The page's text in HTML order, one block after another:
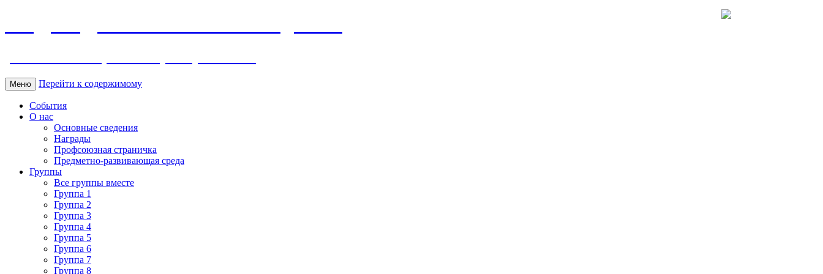
Меню Перейти к содержимому
События
О нас
Основные сведения
Награды
Профсоюзная страничка
Предметно-развивающая среда
Группы
Все группы вместе
Группа 1
Группа 2
Группа 3
Группа 4
Группа 5
Группа 6
Группа 7
Группа 8